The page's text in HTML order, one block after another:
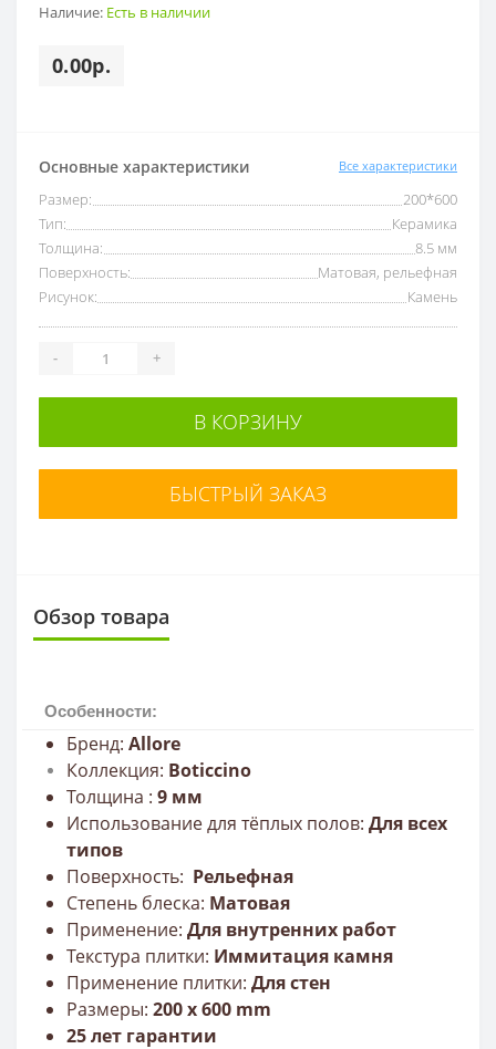
Наличие: Есть в наличии
0.00р.
Основные характеристики Все характеристики
Размер:
200*600
Тип:
Керамика
Толщина:
8.5 мм
Поверхность:
Матовая, рельефная
Рисунок:
Камень
- +
В КОРЗИНУ
БЫСТРЫЙ ЗАКАЗ
Обзор товара
Особенности:
Бренд: Allore
Коллекция: Boticcino
Толщина : 9 мм
Использование для тёплых полов: Для всех
типов
Поверхность: Рельефная
Степень блеска: Матовая
Применение: Для внутренних работ
Текстура плитки: Иммитация камня
Применение плитки: Для стен
Размеры: 200x 600 mm
25 лет гарантии